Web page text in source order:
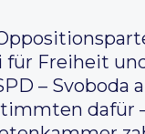
für Freiheit
– Svoboda
dafür